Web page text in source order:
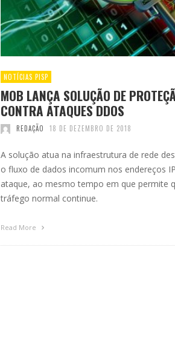
NOTÍCIAS PISP
MOB LANÇA SOLUÇÃO DE
CONTRA ATAQUES DDOS
REDAÇÃO 18 DE DEZEMBRO DE 2018
A solução atua na infraestrutura de rede
o fluxo de dados incomum nos endereços
ataque, ao mesmo tempo em que permite
tráfego normal continue.
Read More